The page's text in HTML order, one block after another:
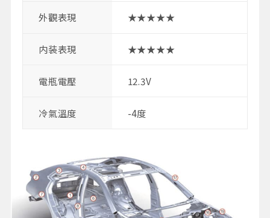
外觀表現 ★★★★★
内装表現 ★★★★★
電瓶電壓 12.3V
冷氣溫度 -4度